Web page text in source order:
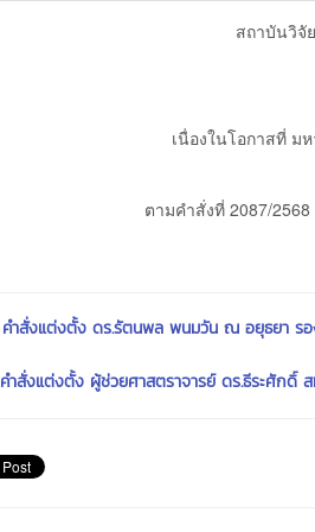
สถาบันวิจั
เนื่องในโอกาสที่ ม
ตามคำสั่งที่ 2087/
คำสั่งแต่งตั้ง ดร.รัตนพล พนมวัน ณ อยุธยา ร
คำสั่งแต่งตั้ง ผู้ช่วยศาสตราจารย์ ดร.ธีระศักดิ์ ส